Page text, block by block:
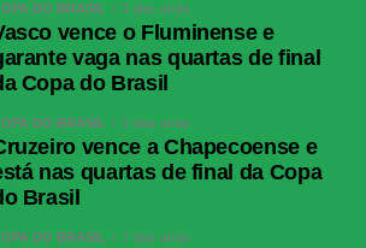
DO BRASIL 2 dias atrás
vence o Fluminense e
vaga nas quartas de final
Copa do Brasil
DO BRASIL 2 dias atrás
vence a Chapecoense e
nas quartas de final da Copa
Brasil
DO BRASIL 2 dias atrás